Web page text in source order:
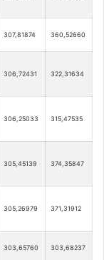
307,81874 360,52660
306,72431 322,31634
306,25033 315,47535
305,45139 374,35847
305,26979 371,31912
303,65760 303,68237